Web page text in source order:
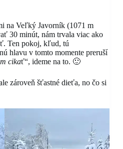
na Veľký Javorník (1071 m
30 minút, nám trvala viac ako
Ten pokoj, kľud, tú
hlavu v tomto momente preruší
cikať“, ideme na to. 🙂
zároveň šťastné dieťa, no čo si